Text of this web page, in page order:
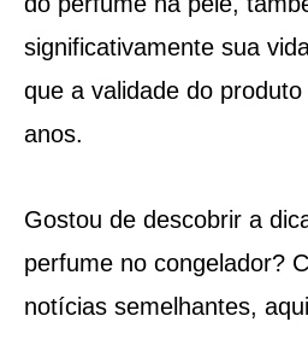
significativamente sua
que a validade do
anos.
Gostou de descobrir a
perfume no congelador?
notícias semelhantes,